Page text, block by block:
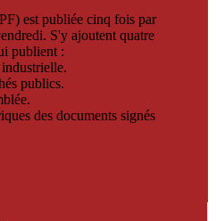
est publiée cinq fois par
S'y ajoutent quatre
publient :
publics.
des documents signés